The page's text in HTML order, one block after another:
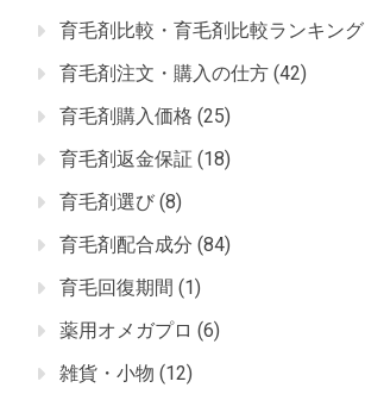
育毛剤比較・育毛剤比較ランキング
育毛剤注文・購入の仕方 (42)
育毛剤購入価格 (25)
育毛剤返金保証 (18)
育毛剤選び (8)
育毛剤配合成分 (84)
育毛回復期間 (1)
薬用オメガプロ (6)
雑貨・小物 (12)